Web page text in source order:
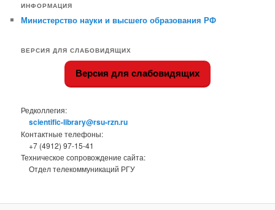
ИНФОРМАЦИЯ
Министерство науки и высшего образования РФ
ВЕРСИЯ ДЛЯ СЛАБОВИДЯЩИХ
Версия для слабовидящих
Редколлегия:
scientific-library@rsu-rzn.ru
Контактные телефоны:
+7 (4912) 97-15-41
Техническое сопровождение сайта:
Отдел телекоммуникаций РГУ